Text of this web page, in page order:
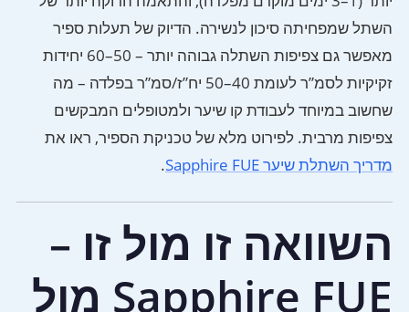
השתל שמפחיתה סיכון לנשירה. הדיוק של תעלות ספיר
מאפשר גם צפיפות השתלה גבוהה יותר – 50–60 יחידות
זקיקיות לסמ”ר לעומת 40–50 יח”ז/סמ”ר בפלדה – מה
שחשוב במיוחד לעבודת קו שיער ולמטופלים המבקשים
צפיפות מרבית. לפירוט מלא של טכניקת הספיר, ראו את
מדריך השתלת שיער Sapphire FUE
.
השוואה זו מול זו –
Sapphire FUE מול